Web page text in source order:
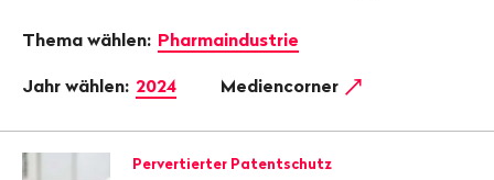
Thema wählen: Pharmaindustrie
Jahr wählen: 2024 Mediencorner
Pervertierter Patentschutz